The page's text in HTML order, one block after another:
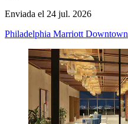
Enviada el 24 jul. 2026
Philadelphia Marriott Downtown